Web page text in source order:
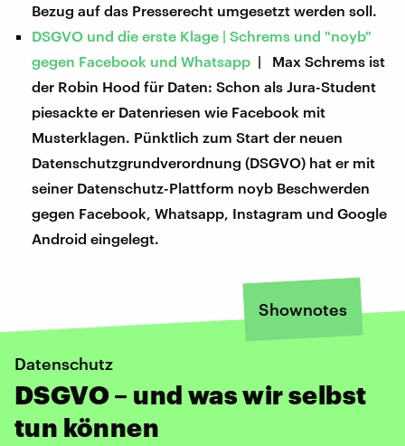
Bezug auf das Presserecht umgesetzt werden soll.
DSGVO und die erste Klage | Schrems und "noyb"
gegen Facebook und Whatsapp | Max Schrems ist
der Robin Hood für Daten: Schon als Jura-Student
piesackte er Datenriesen wie Facebook mit
Musterklagen. Pünktlich zum Start der neuen
Datenschutzgrundverordnung (DSGVO) hat er mit
seiner Datenschutz-Plattform noyb Beschwerden
gegen Facebook, Whatsapp, Instagram und Google
Android eingelegt.
Shownotes
Datenschutz
DSGVO – und was wir selbst
tun können